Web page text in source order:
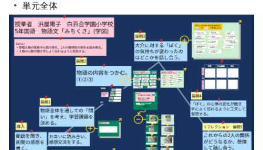
単元全体